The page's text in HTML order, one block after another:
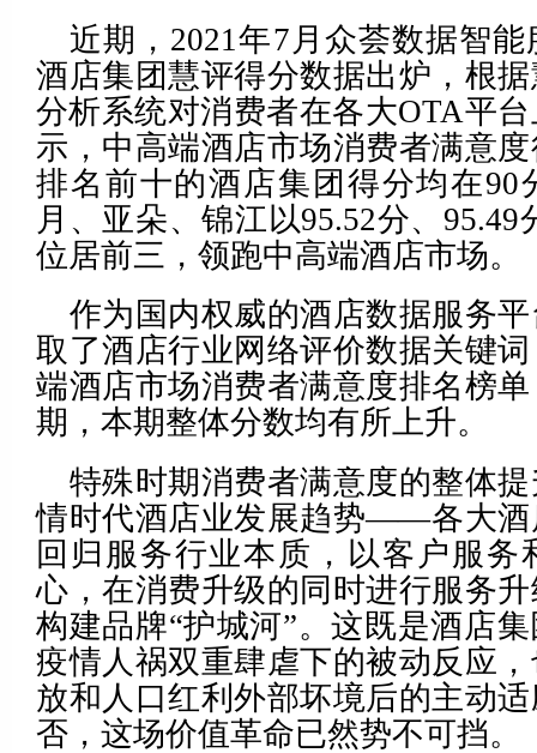
近期，2021年7月众荟数据智
酒店集团慧评得分数据出炉，根
分析系统对消费者在各大OTA平
示，中高端酒店市场消费者满意
排名前十的酒店集团得分均在90
月、亚朵、锦江以95.52分、95.49
位居前三，领跑中高端酒店市场。
作为国内权威的酒店数据服务
取了酒店行业网络评价数据关键
端酒店市场消费者满意度排名榜
期，本期整体分数均有所上升。
特殊时期消费者满意度的整体
情时代酒店业发展趋势——各大酒
回归服务行业本质，以客户服务
心，在消费升级的同时进行服务
构建品牌“护城河”。这既是酒店
疫情人祸双重肆虐下的被动反应
放和人口红利外部坏境后的主动
否，这场价值革命已然势不可挡。